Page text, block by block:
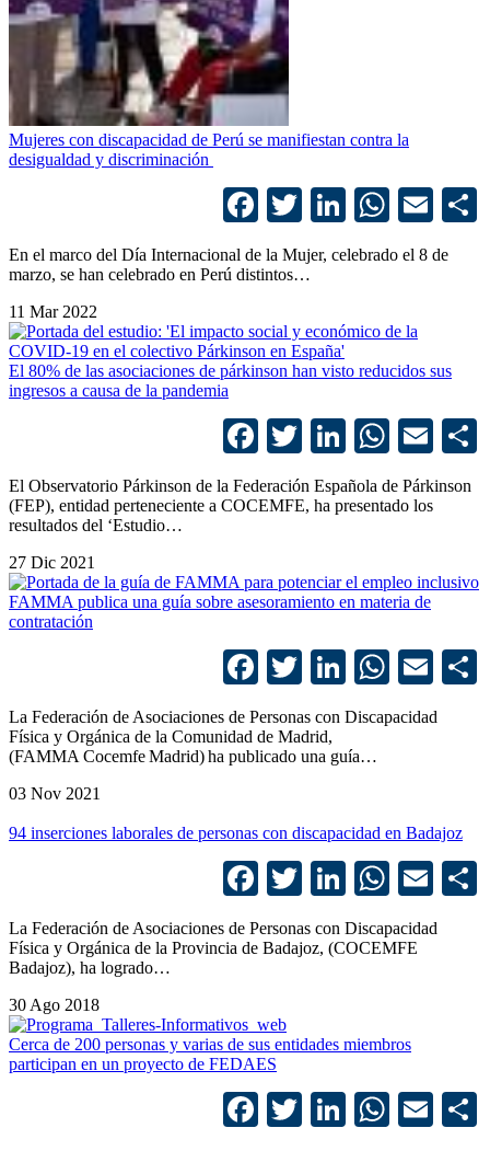
Mujeres con discapacidad de Perú se manifiestan contra la
desigualdad y discriminación
Facebook
TwitterLinkedIn
En el marco del Día Internacional de la Mujer, celebrado el 8 de
marzo, se han celebrado en Perú distintos…
11 Mar 2022
El 80% de las asociaciones de párkinson han visto reducidos sus
ingresos a causa de la pandemia
Facebook
TwitterLinkedIn
El Observatorio Párkinson de la Federación Española de Párkinson
(FEP), entidad perteneciente a COCEMFE, ha presentado los
resultados del ‘Estudio…
27 Dic 2021
FAMMA publica una guía sobre asesoramiento en materia de
contratación
Facebook
TwitterLinkedIn
La Federación de Asociaciones de Personas con Discapacidad
Física y Orgánica de la Comunidad de Madrid,
(FAMMA Cocemfe Madrid) ha publicado una guía…
03 Nov 2021
94 inserciones laborales de personas con discapacidad en Badajoz
Facebook
TwitterLinkedIn
La Federación de Asociaciones de Personas con Discapacidad
Física y Orgánica de la Provincia de Badajoz, (COCEMFE
Badajoz), ha logrado…
30 Ago 2018
Cerca de 200 personas y varias de sus entidades miembros
participan en un proyecto de FEDAES
Facebook
TwitterLinkedIn